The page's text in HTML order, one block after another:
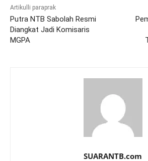
Artikulli paraprak
Putra NTB Sabolah Resmi
Diangkat Jadi Komisaris
MGPA
SUARANTB.com